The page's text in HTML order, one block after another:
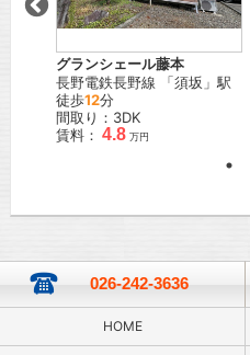
グランシェール藤本
長野電鉄長野線 「須坂 」駅
徒歩12分
間取り：3DK
賃料： 4.8 万円
026-242-3636
HOME